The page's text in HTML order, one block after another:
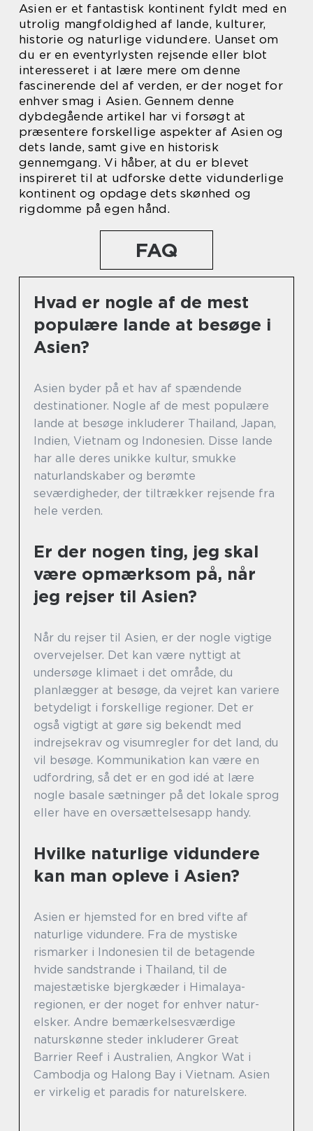
Asien er et fantastisk kontinent fyldt med en
utrolig mangfoldighed af lande, kulturer,
historie og naturlige vidundere. Uanset om
du er en eventyrlysten rejsende eller blot
interesseret i at lære mere om denne
fascinerende del af verden, er der noget for
enhver smag i Asien. Gennem denne
dybdegående artikel har vi forsøgt at
præsentere forskellige aspekter af Asien og
dets lande, samt give en historisk
gennemgang. Vi håber, at du er blevet
inspireret til at udforske dette vidunderlige
kontinent og opdage dets skønhed og
rigdomme på egen hånd.
FAQ
Hvad er nogle af de mest
populære lande at besøge i
Asien?
Asien byder på et hav af spændende
destinationer. Nogle af de mest populære
lande at besøge inkluderer Thailand, Japan,
Indien, Vietnam og Indonesien. Disse lande
har alle deres unikke kultur, smukke
naturlandskaber og berømte
seværdigheder, der tiltrækker rejsende fra
hele verden.
Er der nogen ting, jeg skal
være opmærksom på, når
jeg rejser til Asien?
Når du rejser til Asien, er der nogle vigtige
overvejelser. Det kan være nyttigt at
undersøge klimaet i det område, du
planlægger at besøge, da vejret kan variere
betydeligt i forskellige regioner. Det er
også vigtigt at gøre sig bekendt med
indrejsekrav og visumregler for det land, du
vil besøge. Kommunikation kan være en
udfordring, så det er en god idé at lære
nogle basale sætninger på det lokale sprog
eller have en oversættelsesapp handy.
Hvilke naturlige vidundere
kan man opleve i Asien?
Asien er hjemsted for en bred vifte af
naturlige vidundere. Fra de mystiske
rismarker i Indonesien til de betagende
hvide sandstrande i Thailand, til de
majestætiske bjergkæder i Himalaya-
regionen, er der noget for enhver natur-
elsker. Andre bemærkelsesværdige
naturskønne steder inkluderer Great
Barrier Reef i Australien, Angkor Wat i
Cambodja og Halong Bay i Vietnam. Asien
er virkelig et paradis for naturelskere.